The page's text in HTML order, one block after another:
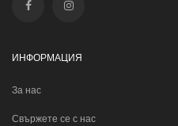
ИНФОРМАЦИЯ
За нас
Свържете се с нас